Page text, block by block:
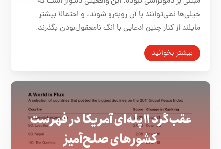
خیلی‌ها نمی‌توانند با آن روبه‌رو شوند، و احتمالا بیشتر
مایلند از کنار چنین ادعایی با انگ نامعقول‌بودن بگذرند.
بیشتر بخوانید
عقب‌گرد ۱۱پله‌ای آمریکا در فهرست
کشورهای صلح‌آمیز